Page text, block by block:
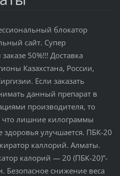
блокатор
сайт. Супер
50%!!! Доставка
Казахстана, России,
Если заказать
данный препарат в
производителя, то
что лишние килограммы
здоровья улучшается. ПБК-20
каллорий. Алматы.
калорий ― 20 (ПБК-20)”-
Безопасное снижение веса